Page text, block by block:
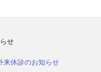
せ
来休診のお知らせ